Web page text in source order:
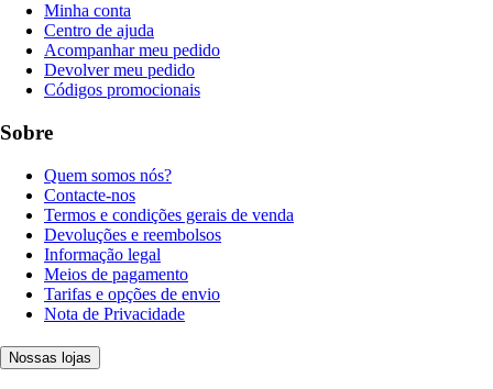
Minha conta
Centro de ajuda
Acompanhar meu pedido
Devolver meu pedido
Códigos promocionais
Sobre
Quem somos nós?
Contacte-nos
Termos e condições gerais de venda
Devoluções e reembolsos
Informação legal
Meios de pagamento
Tarifas e opções de envio
Nota de Privacidade
Nossas lojas